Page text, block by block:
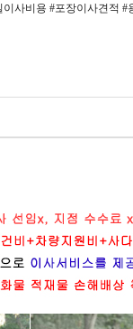
사비용 #포장이사견적